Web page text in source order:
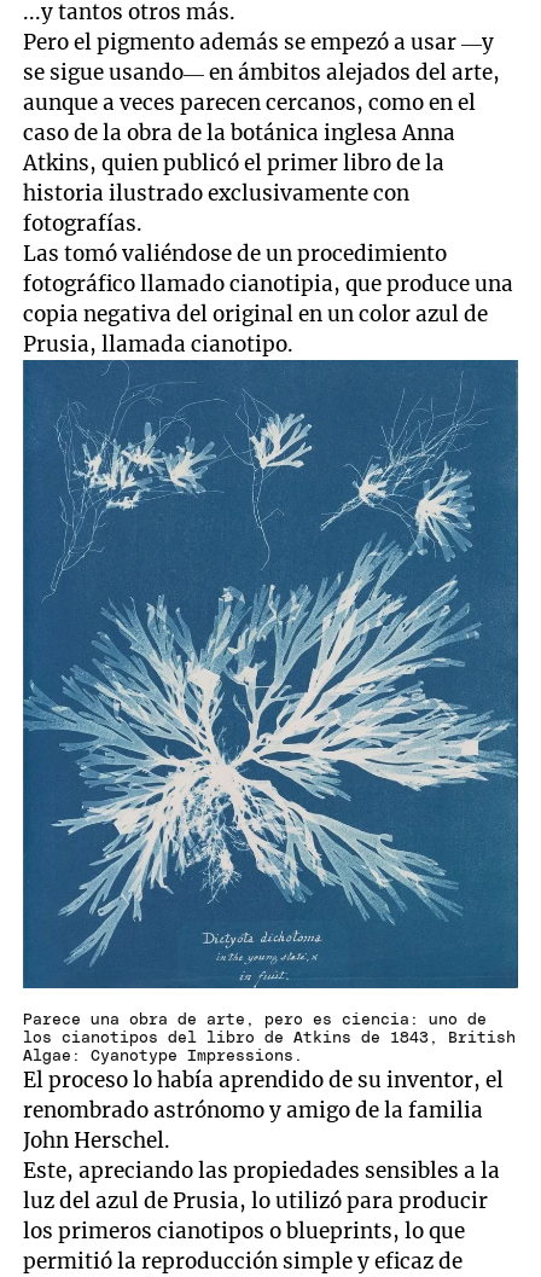
...y tantos otros más.
Pero el pigmento además se empezó a usar —y
se sigue usando— en ámbitos alejados del arte,
aunque a veces parecen cercanos, como en el
caso de la obra de la botánica inglesa Anna
Atkins, quien publicó el primer libro de la
historia ilustrado exclusivamente con
fotografías.
Las tomó valiéndose de un procedimiento
fotográfico llamado cianotipia, que produce una
copia negativa del original en un color azul de
Prusia, llamada cianotipo.
Parece una obra de arte, pero es ciencia: uno de
los cianotipos del libro de Atkins de 1843, British
Algae: Cyanotype Impressions.
El proceso lo había aprendido de su inventor, el
renombrado astrónomo y amigo de la familia
John Herschel.
Este, apreciando las propiedades sensibles a la
luz del azul de Prusia, lo utilizó para producir
los primeros cianotipos o blueprints, lo que
permitió la reproducción simple y eficaz de